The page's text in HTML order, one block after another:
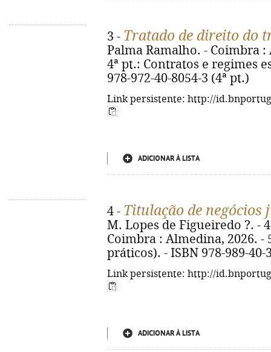
3 - Tratado de direito do
Palma Ramalho. - Coimbra
4ª pt.: Contratos e regimes
978-972-40-8054-3 (4ª pt.)
Link persistente: http://
ADICIONAR À LISTA
4 - Titulação de negócios
M. Lopes de Figueiredo ?. -
Coimbra : Almedina, 2026. -
práticos). - ISBN 978-989-40-
Link persistente: http://
ADICIONAR À LISTA